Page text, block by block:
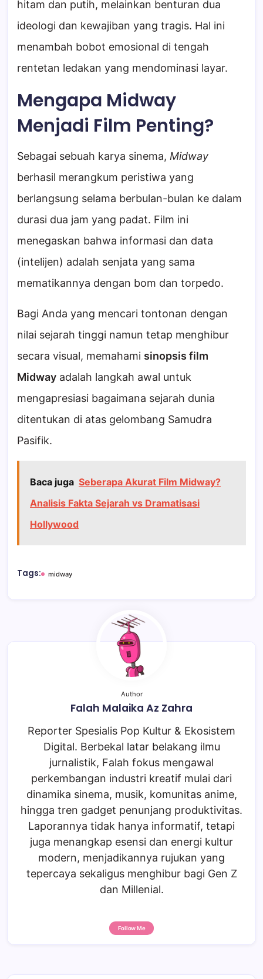
hitam dan putih, melainkan benturan dua
ideologi dan kewajiban yang tragis. Hal ini
menambah bobot emosional di tengah
rentetan ledakan yang mendominasi layar.
Mengapa Midway
Menjadi Film Penting?
Sebagai sebuah karya sinema, Midway
berhasil merangkum peristiwa yang
berlangsung selama berbulan-bulan ke dalam
durasi dua jam yang padat. Film ini
menegaskan bahwa informasi dan data
(intelijen) adalah senjata yang sama
mematikannya dengan bom dan torpedo.
Bagi Anda yang mencari tontonan dengan
nilai sejarah tinggi namun tetap menghibur
secara visual, memahami sinopsis film
Midway adalah langkah awal untuk
mengapresiasi bagaimana sejarah dunia
ditentukan di atas gelombang Samudra
Pasifik.
Baca juga Seberapa Akurat Film Midway?
Analisis Fakta Sejarah vs Dramatisasi
Hollywood
Tags: midway
Author
Falah Malaika Az Zahra
Reporter Spesialis Pop Kultur & Ekosistem
Digital. Berbekal latar belakang ilmu
jurnalistik, Falah fokus mengawal
perkembangan industri kreatif mulai dari
dinamika sinema, musik, komunitas anime,
hingga tren gadget penunjang produktivitas.
Laporannya tidak hanya informatif, tetapi
juga menangkap esensi dan energi kultur
modern, menjadikannya rujukan yang
tepercaya sekaligus menghibur bagi Gen Z
dan Millenial.
Follow Me